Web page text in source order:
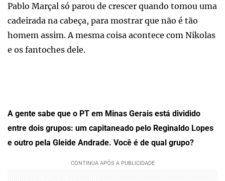
Pablo Marçal só parou de crescer quando tomou uma
cadeirada na cabeça, para mostrar que não é tão
homem assim. A mesma coisa acontece com Nikolas
e os fantoches dele.
A gente sabe que o PT em Minas Gerais está dividido
entre dois grupos: um capitaneado pelo Reginaldo Lopes
e outro pela Gleide Andrade. Você é de qual grupo?